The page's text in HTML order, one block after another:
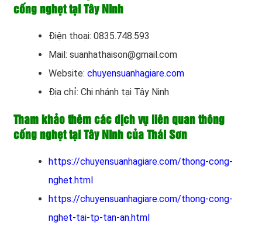
cống nghẹt tại Tây Ninh
Điện thoại: 0835.748.593
Mail: suanhathaison@gmail.com
Website: chuyensuanhagiare.com
Địa chỉ: Chi nhánh tại Tây Ninh
Tham khảo thêm các dịch vụ liên quan thông
cống nghẹt tại Tây Ninh của Thái Sơn
https://chuyensuanhagiare.com/thong-cong-
nghet.html
https://chuyensuanhagiare.com/thong-cong-
nghet-tai-tp-tan-an.html